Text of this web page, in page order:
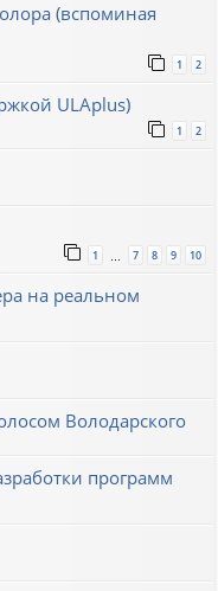
(вспоминая
1 2
ULAplus)
1 2
1 7 8 9 10
на реальном
Володарского
программ